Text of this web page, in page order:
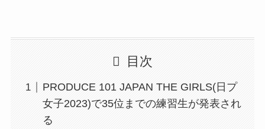
目次
PRODUCE 101 JAPAN THE GIRLS(日プ
女子2023)で35位までの練習生が発表され
る